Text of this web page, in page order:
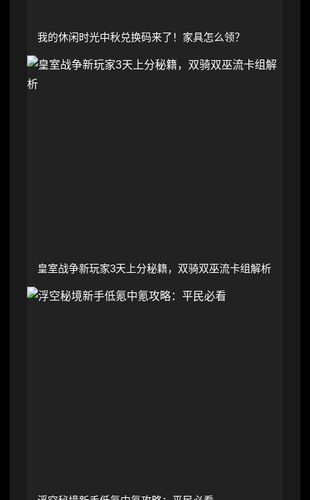
我的休闲时光中秋兑换码来了！家具怎么领？
皇室战争新玩家3天上分秘籍，双骑双巫流卡组解析